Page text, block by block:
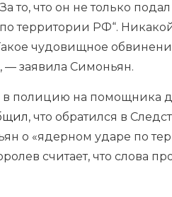
За то, что он не только
территории РФ“.
чудовищное
— заявила Симоньян.
полицию на помощника
, что обратился в
о «ядерном ударе по
считает, что слова